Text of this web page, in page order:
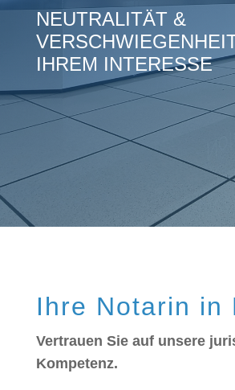
NEUTRALITÄT &
IHREM INTERESSE
Ihre Notarin in
Vertrauen Sie auf unsere
Kompetenz.